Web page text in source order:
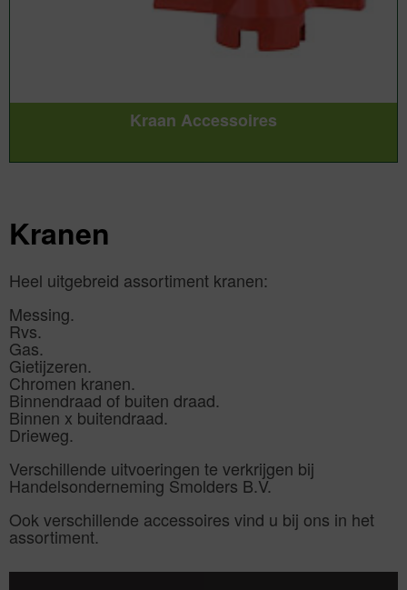
Kraan Accessoires
Kranen
Heel uitgebreid assortiment kranen:
Messing.
Rvs.
Gas.
Gietijzeren.
Chromen kranen.
Binnendraad of buiten draad.
Binnen x buitendraad.
Drieweg.
Verschillende uitvoeringen te verkrijgen bij
Handelsonderneming Smolders B.V.
Ook verschillende accessoires vind u bij ons in het
assortiment.